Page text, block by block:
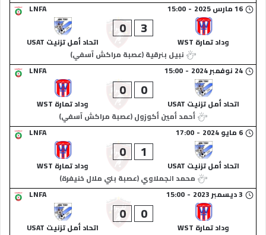
LNFA 16 مارس 2025 -
15:00
وداد تمارة WST
3
0
اتحاد أمل تزنيت USAT
نبيل بنرقية (عصبة مراكش آسفي)
LNFA
24 نوفمبر 2024 -
15:00
اتحاد أمل تزنيت USAT
0
0
وداد تمارة WST
أحمد أمين أكوزول (عصبة مراكش آسفي)
LNFA
6 مايو 2024 -
17:00
اتحاد أمل تزنيت USAT
1
0
وداد تمارة WST
محمد الجملاوي (عصبة بني ملال خنيفرة)
LNFA
3 ديسمبر 2023 -
15:00
وداد تمارة WST
0
0
اتحاد أمل تزنيت USAT